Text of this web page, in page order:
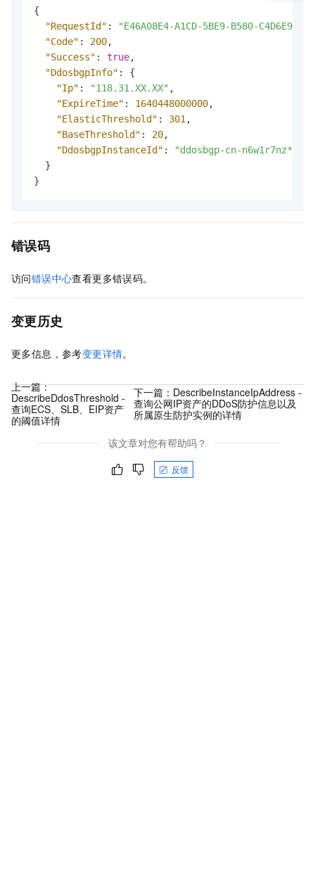
{
"RequestId" :
"E46A08E4-A1CD-5BE9-B580-
"Code" : 200,
"Success" : true,
"DdosbgpInfo" :
{
"Ip" : "118.31.XX.XX" ,
"ExpireTime" : 1640448000000,
"ElasticThreshold" : 301 ,
"BaseThreshold" : 20,
"DdosbgpInstanceId" :
"ddosbgp-cn-n6w1r7nz****"
}
}
错误码
访问错误中心查看更多错误码。
变更历史
更多信息，参考变更详情。
上一篇：
DescribeDdosThreshold -
查询ECS、SLB、EIP资产
的阈值详情
下一篇： DescribeInstanceIpAddress -
查询公网IP资产的DDoS防护信息以及
所属原生防护实例的详情
该文章对您有帮助吗？
反馈